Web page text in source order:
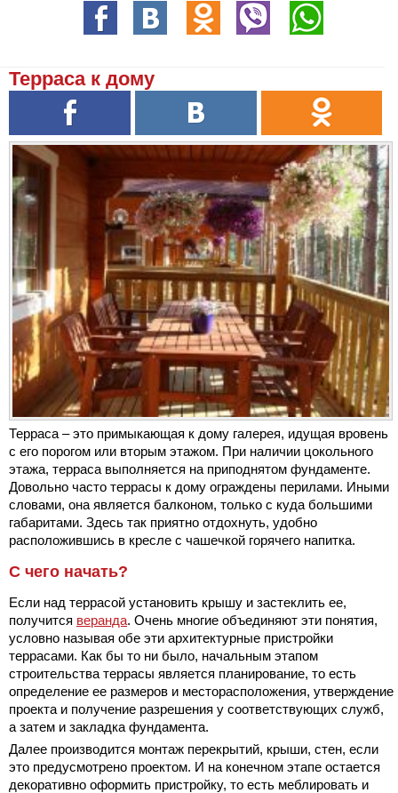
Терраса к дому
Терраса – это примыкающая к дому галерея, идущая вровень
с его порогом или вторым этажом. При наличии цокольного
этажа, терраса выполняется на приподнятом фундаменте.
Довольно часто террасы к дому ограждены перилами. Иными
словами, она является балконом, только с куда большими
габаритами. Здесь так приятно отдохнуть, удобно
расположившись в кресле с чашечкой горячего напитка.
С чего начать?
Если над террасой установить крышу и застеклить ее,
получится веранда. Очень многие объединяют эти понятия,
условно называя обе эти архитектурные пристройки
террасами. Как бы то ни было, начальным этапом
строительства террасы является планирование, то есть
определение ее размеров и месторасположения, утверждение
проекта и получение разрешения у соответствующих служб,
а затем и закладка фундамента.
Далее производится монтаж перекрытий, крыши, стен, если
это предусмотрено проектом. И на конечном этапе остается
декоративно оформить пристройку, то есть меблировать и